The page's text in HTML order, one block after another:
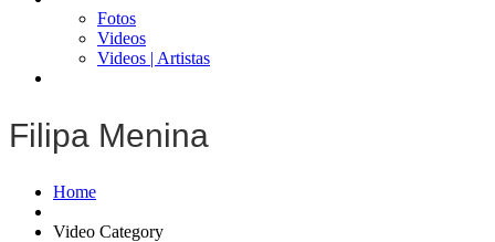
Fotos
Videos
Videos | Artistas
Filipa Menina
Home
Video Category